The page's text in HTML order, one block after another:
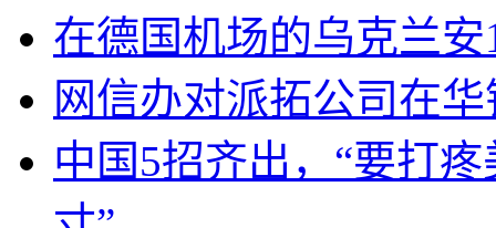
在德国机场的乌克兰
网信办对派拓公司在
中国5招齐出，“要打